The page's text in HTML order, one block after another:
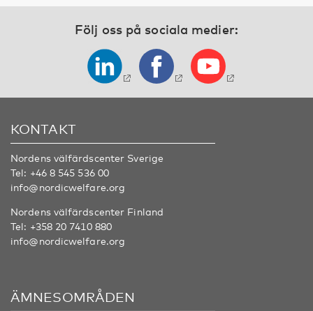
Följ oss på sociala medier:
KONTAKT
Nordens välfärdscenter Sverige
Tel: +46 8 545 536 00
info@nordicwelfare.org
Nordens välfärdscenter Finland
Tel: +358 20 7410 880
info@nordicwelfare.org
ÄMNESOMRÅDEN